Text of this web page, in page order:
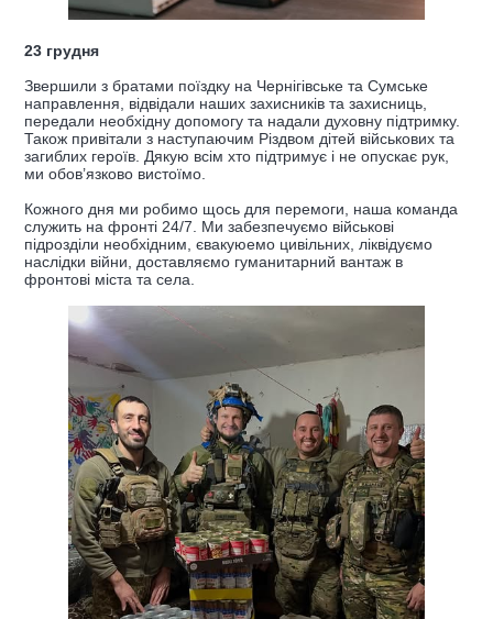
23 грудня
Звершили з братами поїздку на Чернігівське та Сумське
направлення, відвідали наших захисників та захисниць,
передали необхідну допомогу та надали духовну підтримку.
Також привітали з наступаючим Різдвом дітей військових та
загиблих героїв. Дякую всім хто підтримує і не опускає рук,
ми обов’язково вистоїмо.
Кожного дня ми робимо щось для перемоги, наша команда
служить на фронті 24/7. Ми забезпечуємо військові
підрозділи необхідним, євакуюемо цивільних, ліквідуємо
наслідки війни, доставляємо гуманитарний вантаж в
фронтові міста та села.